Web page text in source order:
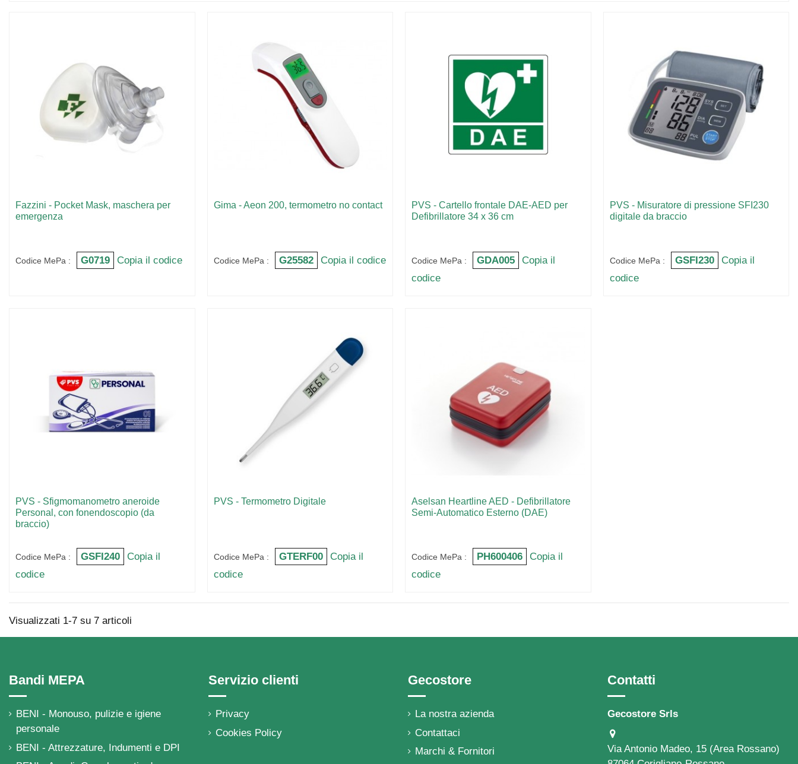
Fazzini - Pocket Mask, maschera per
emergenza
Codice MePa : G0719 Copia il codice
Gima - Aeon 200, termometro no contact
Codice MePa : G25582 Copia il codice
PVS - Cartello frontale DAE-AED per
Defibrillatore 34 x 36 cm
Codice MePa : GDA005
Copia il
codice
PVS - Misuratore di pressione SFI230
digitale da braccio
Codice MePa : GSFI230
Copia il
codice
PVS - Sfigmomanometro aneroide
Personal, con fonendoscopio (da
braccio)
Codice MePa : GSFI240
Copia il
codice
PVS - Termometro Digitale
Codice MePa : GTERF00
Copia il
codice
Aselsan Heartline AED - Defibrillatore
Semi-Automatico Esterno (DAE)
Codice MePa : PH600406
Copia il
codice
Visualizzati 1-7 su 7 articoli
Bandi MEPA
BENI - Monouso, pulizie e igiene
personale
BENI - Attrezzature, Indumenti e DPI
Servizio clienti
Privacy
Cookies Policy
Gecostore
La nostra azienda
Contattaci
Marchi & Fornitori
Contatti
Gecostore Srls
Via Antonio Madeo, 15 (Area Rossano)